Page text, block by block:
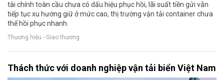
tài chính toàn cầu chưa có dấu hiệu phục hồi, lãi suất tiền gửi vẫn
tiếp tục xu hướng giữ ở mức cao, thị trường vận tải container chưa
thể hồi phục nhanh.
Thương hiệu - Giao thương
Thách thức với doanh nghiệp vận tải biển Việt Nam